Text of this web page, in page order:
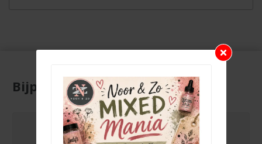
Bijpassende producten